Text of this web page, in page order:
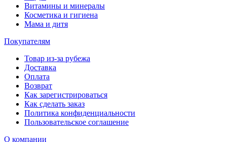
Витамины и минералы
Косметика и гигиена
Мама и дитя
Покупателям
Товар из-за рубежа
Доставка
Оплата
Возврат
Как зарегистрироваться
Как сделать заказ
Политика конфиденциальности
Пользовательское соглашение
О компании